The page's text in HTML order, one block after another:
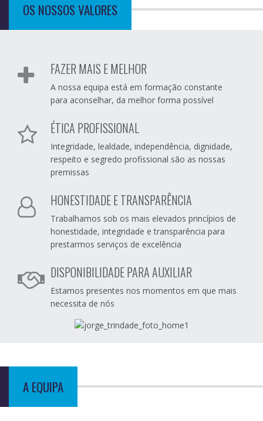
OS NOSSOS VALORES
FAZER MAIS E MELHOR
A nossa equipa está em formação constante
para aconselhar, da melhor forma possível
ÉTICA PROFISSIONAL
Integridade, lealdade, independência, dignidade,
respeito e segredo profissional são as nossas
premissas
HONESTIDADE E TRANSPARÊNCIA
Trabalhamos sob os mais elevados princípios de
honestidade, integridade e transparência para
prestarmos serviços de excelência
DISPONIBILIDADE PARA AUXILIAR
Estamos presentes nos momentos em que mais
necessita de nós
A EQUIPA